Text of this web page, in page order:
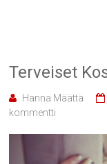
Terveiset
Hanna Määttä
kommentti